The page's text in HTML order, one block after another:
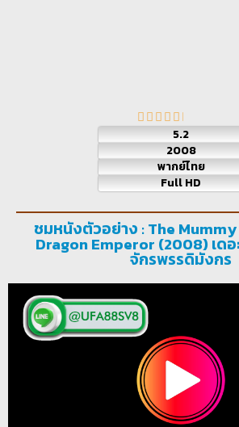
5.2
2008
พากย์ไทย
Full HD
ชมหนังตัวอย่าง : The
Dragon Emperor (2008) เด
จักรพรรดิมังกร